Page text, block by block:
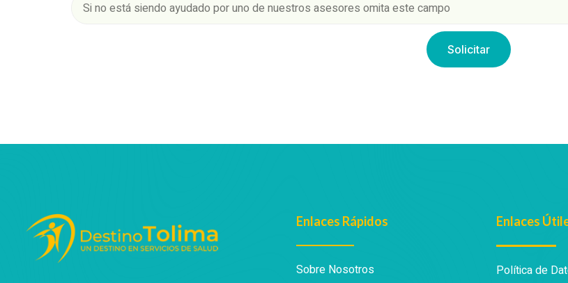
Solicitar
Enlaces Rápidos
Sobre Nosotros
Enlaces
Política de